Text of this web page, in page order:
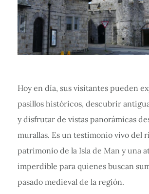
Hoy en día, sus visitantes pueden
pasillos históricos, descubrir
y disfrutar de vistas panorámicas
murallas. Es un testimonio vivo del
patrimonio de la Isla de Man y una
imperdible para quienes buscan
pasado medieval de la región.